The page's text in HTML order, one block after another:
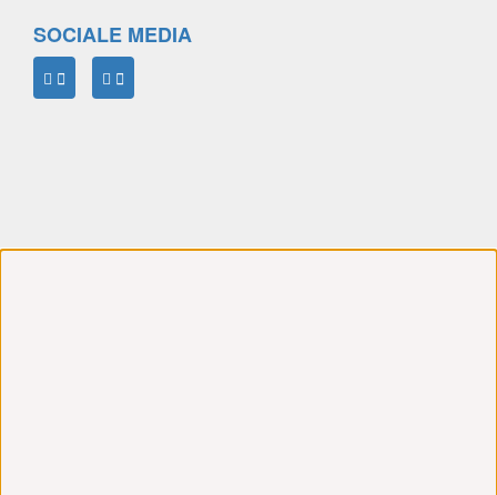
SOCIALE MEDIA